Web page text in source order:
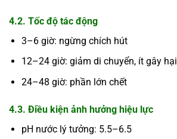
4.2. Tốc độ tác động
3–6 giờ: ngừng chích hút
12–24 giờ: giảm di chuyển, ít gây hại
24–48 giờ: phần lớn chết
4.3. Điều kiện ảnh hưởng hiệu lực
pH nước lý tưởng: 5.5–6.5